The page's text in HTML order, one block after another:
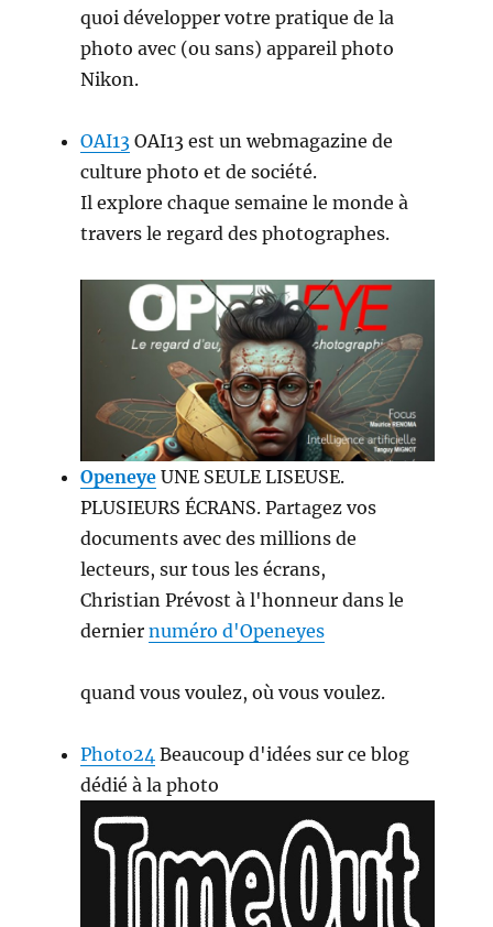
quoi développer votre pratique de la
photo avec (ou sans) appareil photo
Nikon.
OAI13 OAI13 est un webmagazine de
culture photo et de société.
Il explore chaque semaine le monde à
travers le regard des photographes.
Openeye UNE SEULE LISEUSE.
PLUSIEURS ÉCRANS. Partagez vos
documents avec des millions de
lecteurs, sur tous les écrans,
Christian Prévost à l'honneur dans le
derniernuméro d'Openeyes
quand vous voulez, où vous voulez.
Photo24 Beaucoup d'idées sur ce blog
dédié à la photo